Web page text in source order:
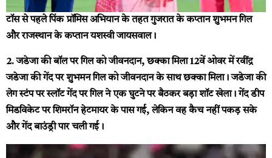
टॉस से पहले पिंक प्रॉमिस अभियान के तहत गुजरात के कप्तान शुभमन गिल
और राजस्थान के कप्तान यशस्वी जायसवाल।
2. जडेजा की बॉल पर गिल को जीवनदान, छक्का मिला12वें ओवर में रवींद्र
जडेजा की गेंद पर शुभमन गिल को जीवनदान के साथ छक्का मिला। जडेजा की
लेग स्टंप पर स्लॉट गेंद पर गिल ने एक घुटने पर बैठकर बड़ा शॉट खेला। गेंद डीप
मिडविकेट पर शिमरॉन हेटमायर के पास गई, लेकिन वह कैच नहीं पकड़ सके
और गेंद बाउंड्री पार चली गई।